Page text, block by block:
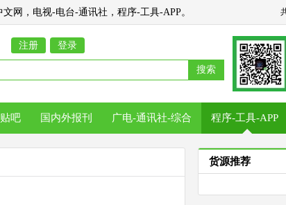
网，电视-电台-通讯社，程序-工具-APP。
登录
注册
搜索
吧 国内外报刊 广电-通讯社-综合 程序-工具-APP
货源推荐